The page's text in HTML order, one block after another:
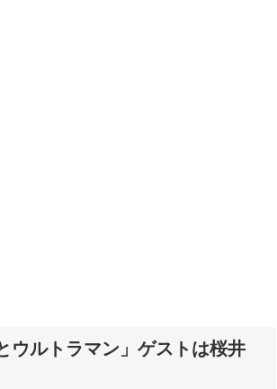
ウルトラマン」ゲストは桜井